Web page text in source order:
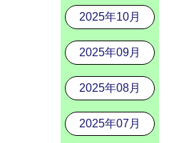
2025年10月
2025年09月
2025年08月
2025年07月